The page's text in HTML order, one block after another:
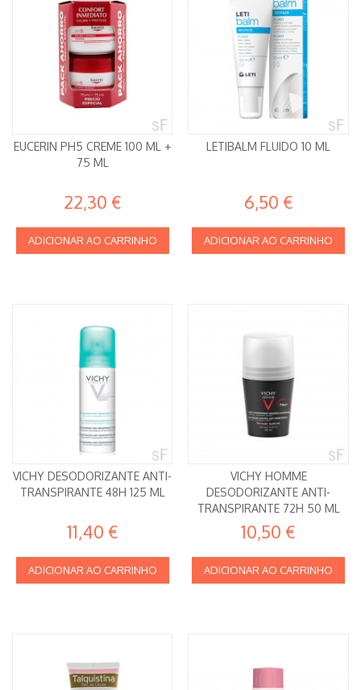
EUCERIN PH5 CREME 100 ML +
75 ML
22,30 €
ADICIONAR AO CARRINHO
LETIBALM FLUIDO 10 ML
6,50 €
ADICIONAR AO CARRINHO
VICHY DESODORIZANTE ANTI-
TRANSPIRANTE 48H 125 ML
11,40 €
ADICIONAR AO CARRINHO
VICHY HOMME
DESODORIZANTE ANTI-
TRANSPIRANTE 72H 50 ML
10,50 €
ADICIONAR AO CARRINHO